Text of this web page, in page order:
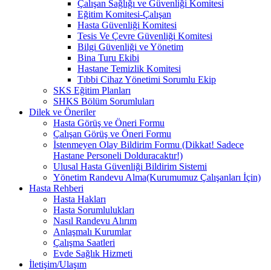
Çalışan Sağlığı ve Güvenliği Komitesi
Eğitim Komitesi-Çalışan
Hasta Güvenliği Komitesi
Tesis Ve Çevre Güvenliği Komitesi
Bilgi Güvenliği ve Yönetim
Bina Turu Ekibi
Hastane Temizlik Komitesi
Tıbbi Cihaz Yönetimi Sorumlu Ekip
SKS Eğitim Planları
SHKS Bölüm Sorumluları
Dilek ve Öneriler
Hasta Görüş ve Öneri Formu
Çalışan Görüş ve Öneri Formu
İstenmeyen Olay Bildirim Formu (Dikkat! Sadece
Hastane Personeli Dolduracaktır!)
Ulusal Hasta Güvenliği Bildirim Sistemi
Yönetim Randevu Alma(Kurumumuz Çalışanları İçin)
Hasta Rehberi
Hasta Hakları
Hasta Sorumlulukları
Nasıl Randevu Alırım
Anlaşmalı Kurumlar
Çalışma Saatleri
Evde Sağlık Hizmeti
İletişim/Ulaşım